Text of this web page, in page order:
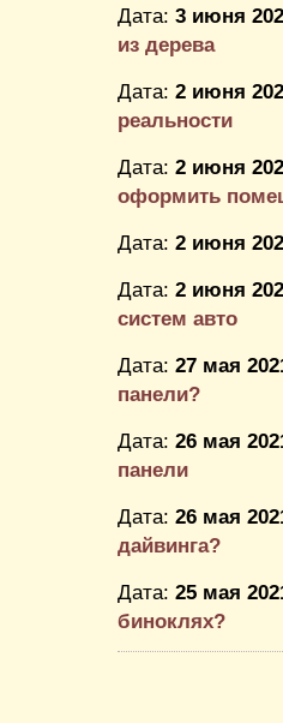
Дата: 3 июня
из дерева
Дата: 2 июня
реальности
Дата: 2 июня
оформить
Дата: 2 июня
Дата: 2 июня
систем авто
Дата: 27 мая
панели?
Дата: 26 мая
панели
Дата: 26 мая
дайвинга?
Дата: 25 мая
биноклях?